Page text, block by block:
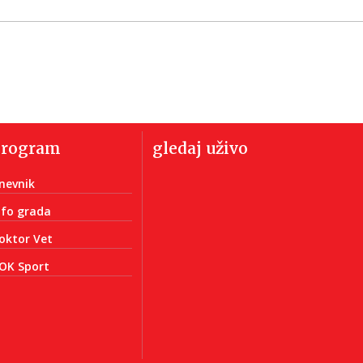
grada
Vet
Sport
gledaj uživo